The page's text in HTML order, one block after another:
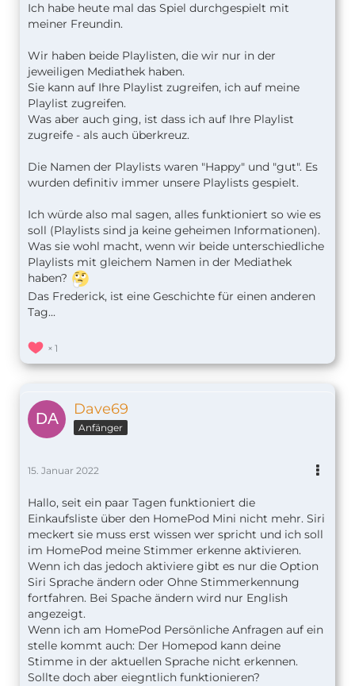
Ich habe heute mal das Spiel durchgespielt mit
meiner Freundin.
Wir haben beide Playlisten, die wir nur in der
jeweiligen Mediathek haben.
Sie kann auf Ihre Playlist zugreifen, ich auf meine
Playlist zugreifen.
Was aber auch ging, ist dass ich auf Ihre Playlist
zugreife - als auch überkreuz.
Die Namen der Playlists waren "Happy" und "gut". Es
wurden definitiv immer unsere Playlists gespielt.
Ich würde also mal sagen, alles funktioniert so wie es
soll (Playlists sind ja keine geheimen Informationen).
Was sie wohl macht, wenn wir beide unterschiedliche
Playlists mit gleichem Namen in der Mediathek
haben?
Das Frederick, ist eine Geschichte für einen anderen
Tag...
1
Dave69
Anfänger
15. Januar 2022
Hallo, seit ein paar Tagen funktioniert die
Einkaufsliste über den HomePod Mini nicht mehr. Siri
meckert sie muss erst wissen wer spricht und ich soll
im HomePod meine Stimmer erkenne aktivieren.
Wenn ich das jedoch aktiviere gibt es nur die Option
Siri Sprache ändern oder Ohne Stimmerkennung
fortfahren. Bei Spache ändern wird nur English
angezeigt.
Wenn ich am HomePod Persönliche Anfragen auf ein
stelle kommt auch: Der Homepod kann deine
Stimme in der aktuellen Sprache nicht erkennen.
Sollte doch aber eiegntlich funktionieren?